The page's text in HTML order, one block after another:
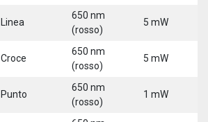
Linea
650 nm
(rosso)
5 mW
Croce
650 nm
(rosso)
5 mW
Punto
650 nm
(rosso)
1 mW